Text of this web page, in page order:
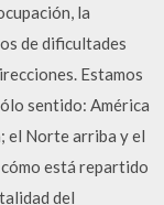
la
de dificultades
Estamos
sentido: América
el Norte arriba y el
está repartido
del